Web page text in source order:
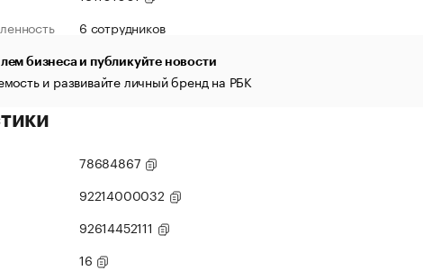
6 сотрудников
бизнеса и публикуйте новости
и развивайте личный бренд на РБК
78684867
92214000032
92614452111
16